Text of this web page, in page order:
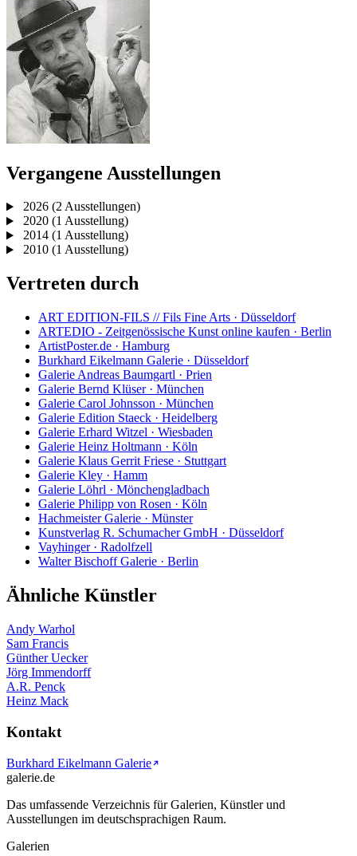
Vergangene Ausstellungen
2026 (2 Ausstellungen)
2020 (1 Ausstellung)
2014 (1 Ausstellung)
2010 (1 Ausstellung)
Vertreten durch
ART EDITION-FILS // Fils Fine Arts · Düsseldorf
ARTEDIO - Zeitgenössische Kunst online kaufen · Berlin
ArtistPoster.de · Hamburg
Burkhard Eikelmann Galerie · Düsseldorf
Galerie Andreas Baumgartl · Prien
Galerie Bernd Klüser · München
Galerie Carol Johnsson · München
Galerie Edition Staeck · Heidelberg
Galerie Erhard Witzel · Wiesbaden
Galerie Heinz Holtmann · Köln
Galerie Klaus Gerrit Friese · Stuttgart
Galerie Kley · Hamm
Galerie Löhrl · Mönchengladbach
Galerie Philipp von Rosen · Köln
Hachmeister Galerie · Münster
Kunstverlag R. Schumacher GmbH · Düsseldorf
Vayhinger · Radolfzell
Walter Bischoff Galerie · Berlin
Ähnliche Künstler
Andy Warhol
Sam Francis
Günther Uecker
Jörg Immendorff
A.R. Penck
Heinz Mack
Kontakt
Burkhard Eikelmann Galerie
galerie.de
Das umfassende Verzeichnis für Galerien, Künstler und
Ausstellungen im deutschsprachigen Raum.
Galerien